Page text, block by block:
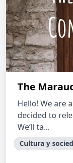
The
Hello! We are
decided to
We’ll ta...
Cultura y